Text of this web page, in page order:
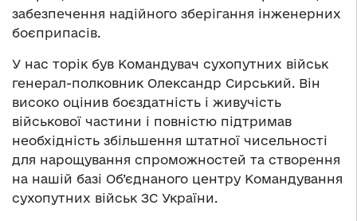
забезпечення надійного зберігання інженерних
боєприпасів.
У нас торік був Командувач сухопутних військ
генерал-полковник Олександр Сирський. Він
високо оцінив боєздатність і живучість
військової частини і повністю підтримав
необхідність збільшення штатної чисельності
для нарощування спроможностей та створення
на нашій базі Об’єднаного центру Командування
сухопутних військ ЗС України.